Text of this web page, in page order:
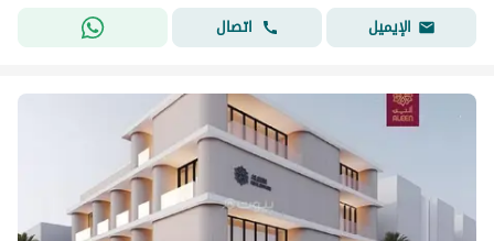
الإيميل
اتصال